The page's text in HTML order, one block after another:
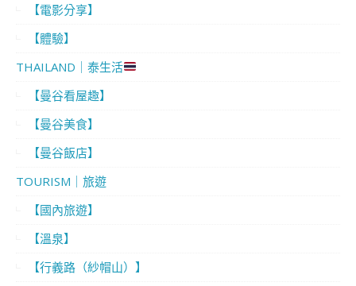
【電影分享】
【體驗】
THAILAND｜泰生活
【曼谷看屋趣】
【曼谷美食】
【曼谷飯店】
TOURISM｜旅遊
【國內旅遊】
【溫泉】
【行義路（紗帽山）】